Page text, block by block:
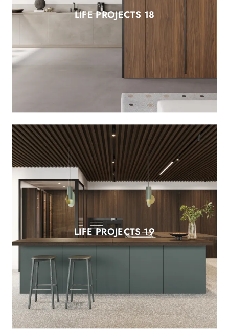
LIFE PROJECTS 18
LIFE PROJECTS 19